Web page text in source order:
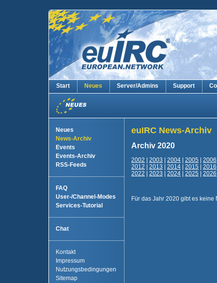
Start Neues Server/Admins Support
Neues
News-Archiv
Events
Events-Archiv
RSS-Feeds
FAQ
User-/Channel-Modes
Services-Tutorial
Chat
Kontakt
Impressum
Nutzungsbedingungen
Sitemap
euIRC News-Archiv
Archiv 2020
2002 2003 2004 2005 2006
2012
2013 2014 2015 2016
2022
2023 2024 2025 2026
Für das Jahr 2020 gibt es keine